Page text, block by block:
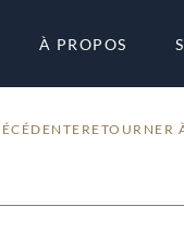
À PROPOS
RETOURNER